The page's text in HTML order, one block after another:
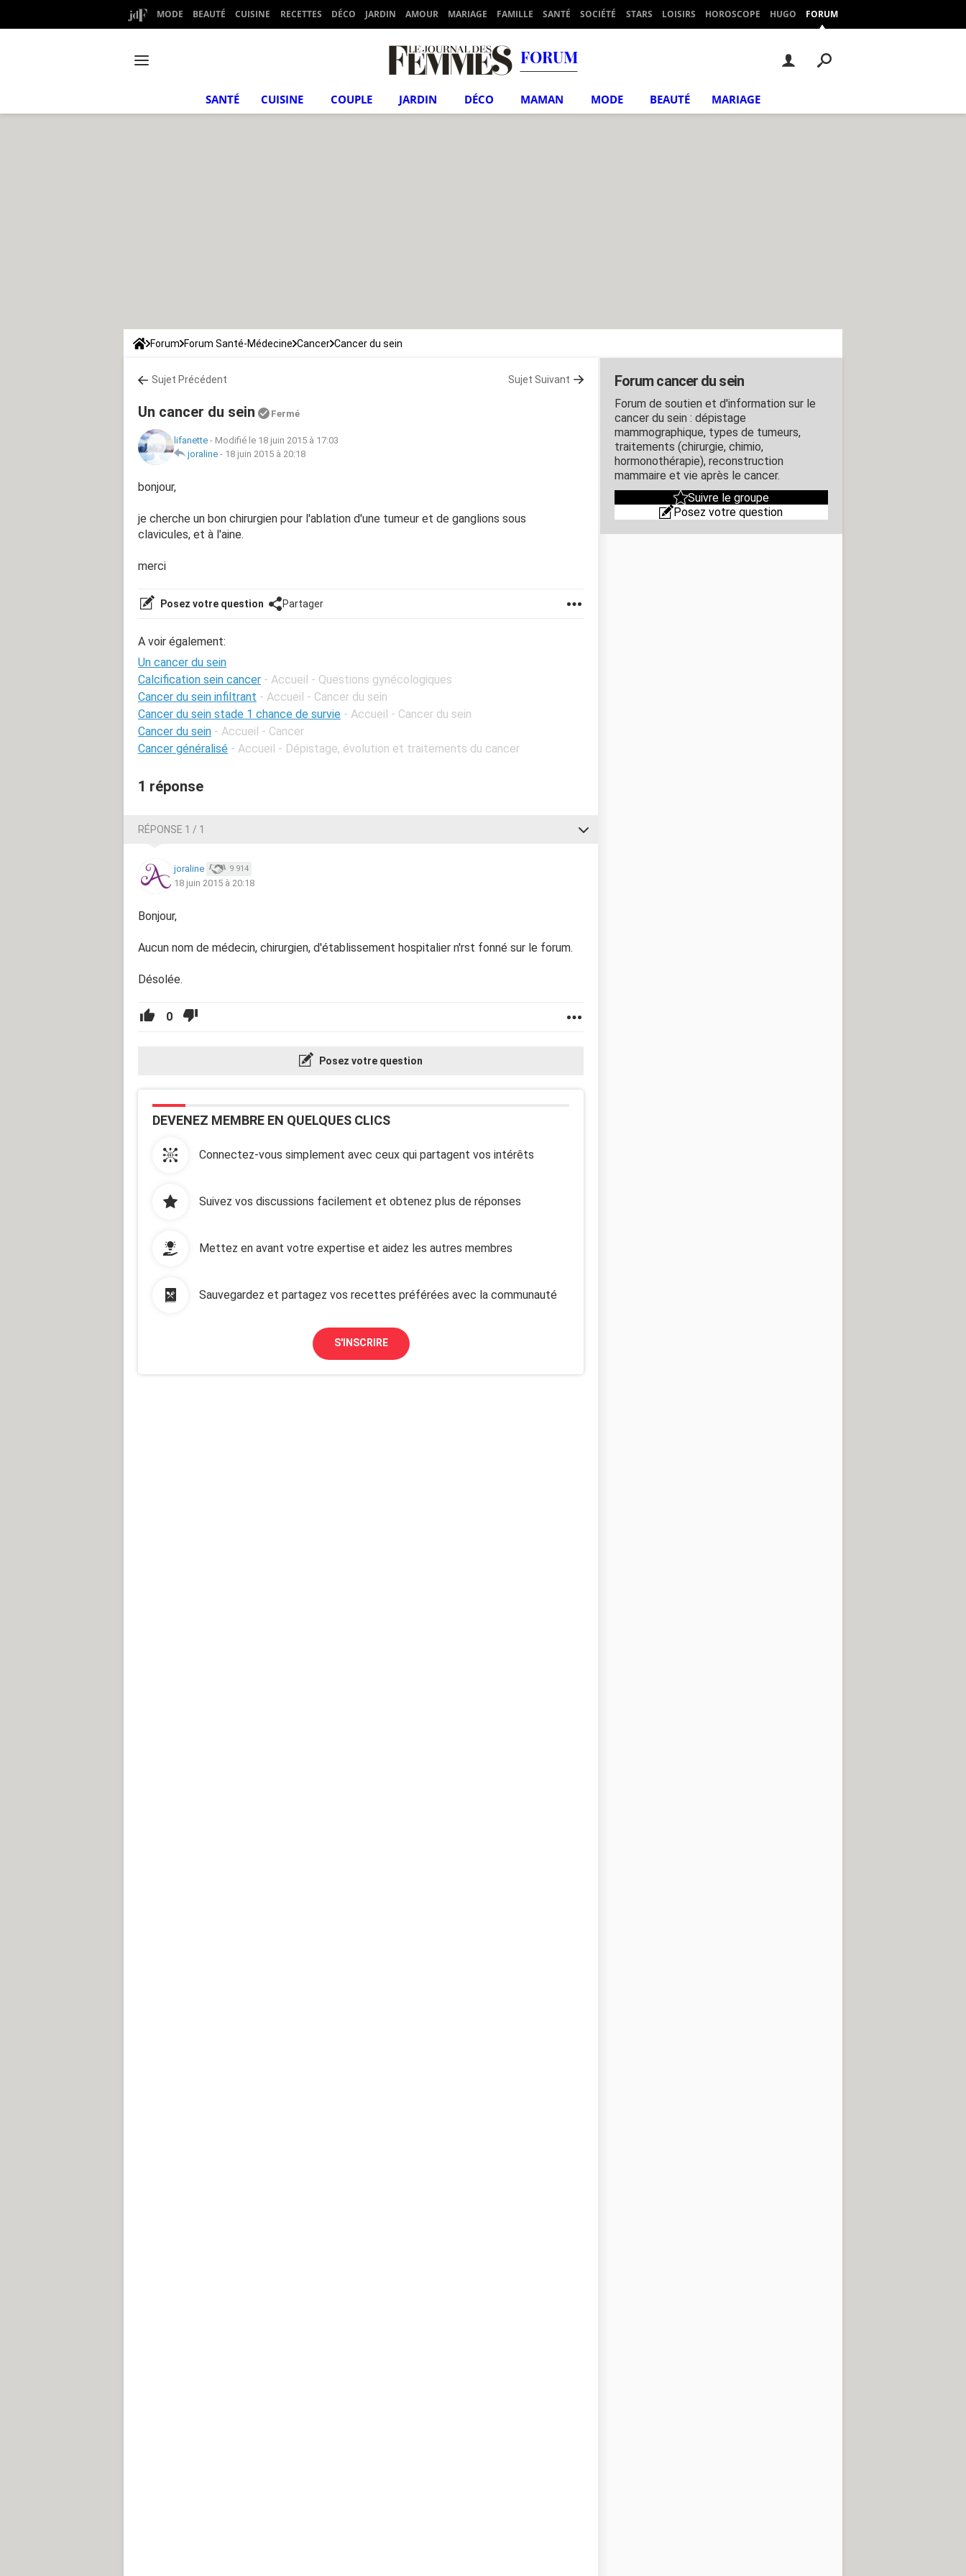
MODE BEAUTÉ CUISINE RECETTES DÉCO JARDIN AMOUR MARIAGE FAMILLE SANTÉ SOCIÉTÉ STARS LOISIRS HOROSCOPE HUGO FORUM
FORUM
SANTÉ CUISINE COUPLE JARDIN DÉCO MAMAN MODE BEAUTÉ MARIAGE
Forum Forum Santé-Médecine Cancer Cancer du sein
Sujet Précédent Sujet Suivant
Un cancer du sein Fermé
lifanette - Modifié le 18 juin 2015 à 17:03
joraline - 18 juin 2015 à 20:18
bonjour,
je cherche un bon chirurgien pour l'ablation d'une tumeur et de ganglions sous
clavicules, et à l'aine.
merci
Posez votre question Partager
A voir également:
Un cancer du sein
Calcification sein cancer - Accueil - Questions gynécologiques
Cancer du sein infiltrant - Accueil - Cancer du sein
Cancer du sein stade 1 chance de survie - Accueil - Cancer du sein
Cancer du sein - Accueil - Cancer
Cancer généralisé - Accueil - Dépistage, évolution et traitements du cancer
1 réponse
RÉPONSE 1 / 1
joraline 9 914
18 juin 2015 à 20:18
Bonjour,
Aucun nom de médecin, chirurgien, d'établissement hospitalier n'rst fonné sur le forum.
Désolée.
0
Posez votre question
DEVENEZ MEMBRE EN QUELQUES CLICS
Connectez-vous simplement avec ceux qui partagent vos intérêts
Suivez vos discussions facilement et obtenez plus de réponses
Mettez en avant votre expertise et aidez les autres membres
Sauvegardez et partagez vos recettes préférées avec la communauté
S'INSCRIRE
Forum cancer du sein
Forum de soutien et d'information sur le
cancer du sein : dépistage
mammographique, types de tumeurs,
traitements (chirurgie, chimio,
hormonothérapie), reconstruction
mammaire et vie après le cancer.
Suivre le groupe
Posez votre question